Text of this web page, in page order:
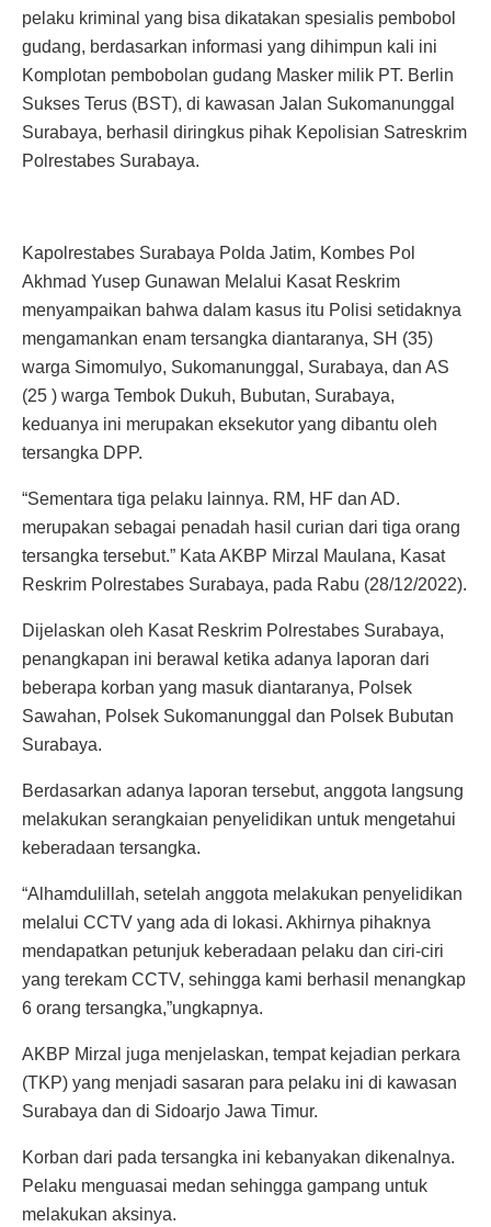
pelaku kriminal yang bisa dikatakan spesialis pembobol
gudang, berdasarkan informasi yang dihimpun kali ini
Komplotan pembobolan gudang Masker milik PT. Berlin
Sukses Terus (BST), di kawasan Jalan Sukomanunggal
Surabaya, berhasil diringkus pihak Kepolisian Satreskrim
Polrestabes Surabaya.
Kapolrestabes Surabaya Polda Jatim, Kombes Pol
Akhmad Yusep Gunawan Melalui Kasat Reskrim
menyampaikan bahwa dalam kasus itu Polisi setidaknya
mengamankan enam tersangka diantaranya, SH (35)
warga Simomulyo, Sukomanunggal, Surabaya, dan AS
(25 ) warga Tembok Dukuh, Bubutan, Surabaya,
keduanya ini merupakan eksekutor yang dibantu oleh
tersangka DPP.
“Sementara tiga pelaku lainnya. RM, HF dan AD.
merupakan sebagai penadah hasil curian dari tiga orang
tersangka tersebut.” Kata AKBP Mirzal Maulana, Kasat
Reskrim Polrestabes Surabaya, pada Rabu (28/12/2022).
Dijelaskan oleh Kasat Reskrim Polrestabes Surabaya,
penangkapan ini berawal ketika adanya laporan dari
beberapa korban yang masuk diantaranya, Polsek
Sawahan, Polsek Sukomanunggal dan Polsek Bubutan
Surabaya.
Berdasarkan adanya laporan tersebut, anggota langsung
melakukan serangkaian penyelidikan untuk mengetahui
keberadaan tersangka.
“Alhamdulillah, setelah anggota melakukan penyelidikan
melalui CCTV yang ada di lokasi. Akhirnya pihaknya
mendapatkan petunjuk keberadaan pelaku dan ciri-ciri
yang terekam CCTV, sehingga kami berhasil menangkap
6 orang tersangka,”ungkapnya.
AKBP Mirzal juga menjelaskan, tempat kejadian perkara
(TKP) yang menjadi sasaran para pelaku ini di kawasan
Surabaya dan di Sidoarjo Jawa Timur.
Korban dari pada tersangka ini kebanyakan dikenalnya.
Pelaku menguasai medan sehingga gampang untuk
melakukan aksinya.